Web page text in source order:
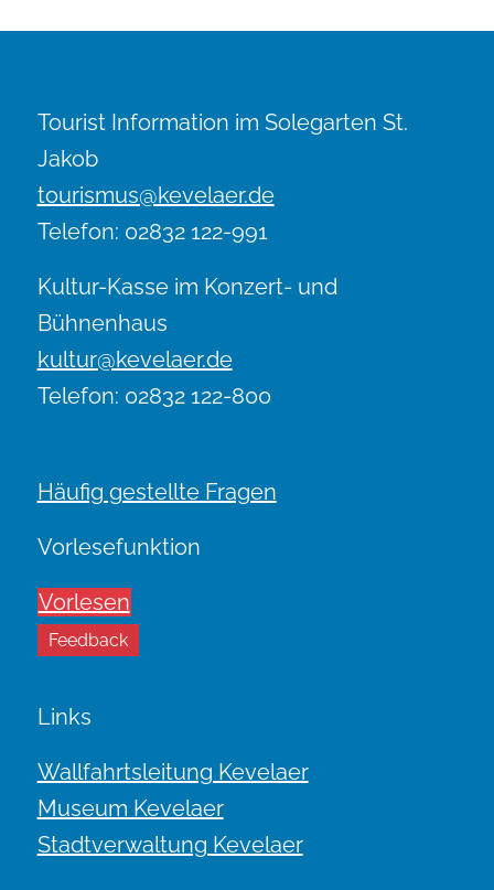
Tourist Information im Solegarten St.
Jakob
tourismus@kevelaer.de
Telefon: 02832 122-991
Kultur-Kasse im Konzert- und
Bühnenhaus
kultur@kevelaer.de
Telefon: 02832 122-800
Häufig gestellte Fragen
Vorlesefunktion
Vorlesen
Feedback
Links
Wallfahrtsleitung Kevelaer
Museum Kevelaer
Stadtverwaltung Kevelaer